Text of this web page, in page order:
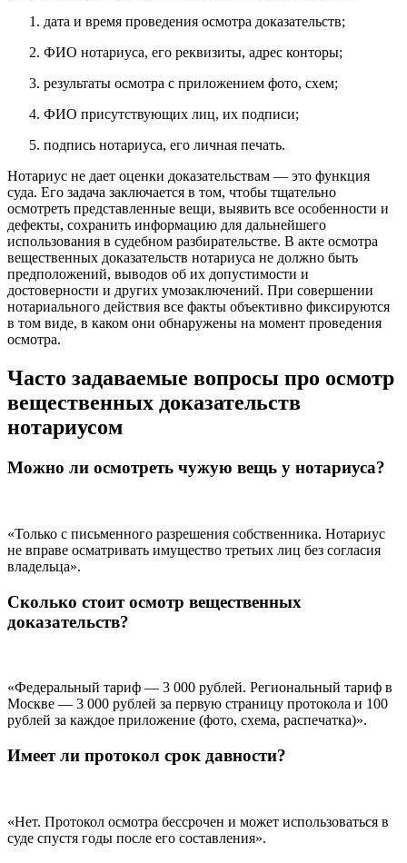
дата и время проведения осмотра доказательств;
ФИО нотариуса, его реквизиты, адрес конторы;
результаты осмотра с приложением фото, схем;
ФИО присутствующих лиц, их подписи;
подпись нотариуса, его личная печать.
Нотариус не дает оценки доказательствам — это функция
суда. Его задача заключается в том, чтобы тщательно
осмотреть представленные вещи, выявить все особенности и
дефекты, сохранить информацию для дальнейшего
использования в судебном разбирательстве. В акте осмотра
вещественных доказательств нотариуса не должно быть
предположений, выводов об их допустимости и
достоверности и других умозаключений. При совершении
нотариального действия все факты объективно фиксируются
в том виде, в каком они обнаружены на момент проведения
осмотра.
Часто задаваемые вопросы про осмотр
вещественных доказательств
нотариусом
Можно ли осмотреть чужую вещь у нотариуса?
«Только с письменного разрешения собственника. Нотариус
не вправе осматривать имущество третьих лиц без согласия
владельца».
Сколько стоит осмотр вещественных
доказательств?
«Федеральный тариф — 3 000 рублей. Региональный тариф в
Москве — 3 000 рублей за первую страницу протокола и 100
рублей за каждое приложение (фото, схема, распечатка)».
Имеет ли протокол срок давности?
«Нет. Протокол осмотра бессрочен и может использоваться в
суде спустя годы после его составления».